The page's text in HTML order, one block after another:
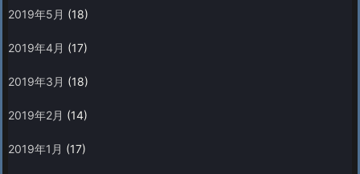
2019年5月 (18)
2019年4月 (17)
2019年3月 (18)
2019年2月 (14)
2019年1月 (17)